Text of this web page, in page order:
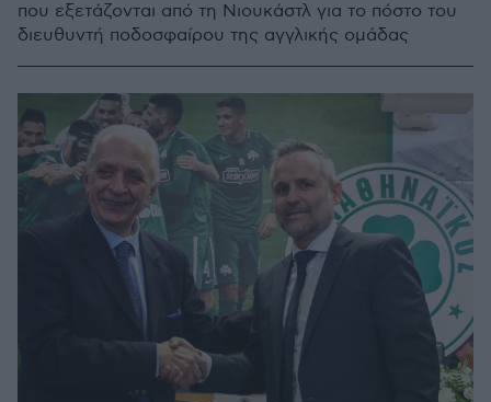
που εξετάζονται από τη Νιουκάστλ για το πόστο του
διευθυντή ποδοσφαίρου της αγγλικής ομάδας